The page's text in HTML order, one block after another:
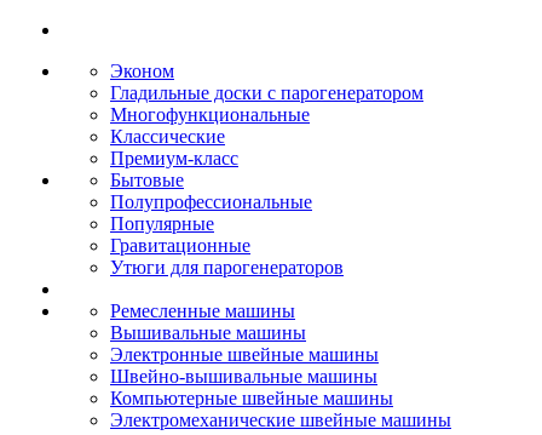
Эконом
Гладильные доски с парогенератором
Многофункциональные
Классические
Премиум-класс
Бытовые
Полупрофессиональные
Популярные
Гравитационные
Утюги для парогенераторов
Ремесленные машины
Вышивальные машины
Электронные швейные машины
Швейно-вышивальные машины
Компьютерные швейные машины
Электромеханические швейные машины